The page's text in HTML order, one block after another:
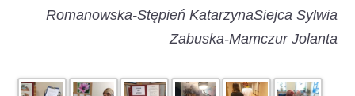
Romanowska-Stępień KatarzynaSiejca Sylwia
Zabuska-Mamczur Jolanta